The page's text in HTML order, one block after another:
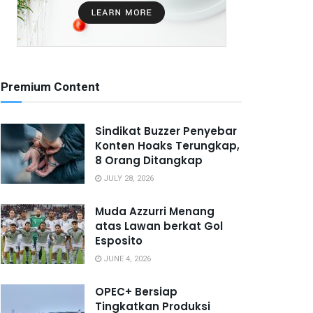
Premium Content
Sindikat Buzzer Penyebar
Konten Hoaks Terungkap,
8 Orang Ditangkap
JULY 28, 2026
Muda Azzurri Menang
atas Lawan berkat Gol
Esposito
JUNE 4, 2026
OPEC+ Bersiap
Tingkatkan Produksi